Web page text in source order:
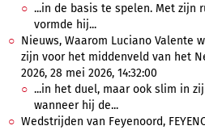
...in de basis te spelen. Met zijn
vormde hij...
Nieuws, Waarom Luciano Valente
zijn voor het middenveld van het
2026, 28 mei 2026, 14:32:00
...in het duel, maar ook slim in
wanneer hij de...
Wedstrijden van Feyenoord,